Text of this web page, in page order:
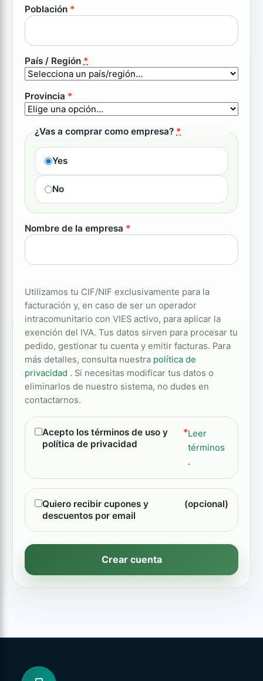
Población *
País / Región *
Provincia *
¿Vas a comprar como empresa? *
Yes
No
Nombre de la empresa *
Utilizamos tu CIF/NIF exclusivamente para la
facturación y, en caso de ser un operador
intracomunitario con VIES activo, para aplicar la
exención del IVA. Tus datos sirven para procesar tu
pedido, gestionar tu cuenta y emitir facturas. Para
más detalles, consulta nuestra política de
privacidad . Si necesitas modificar tus datos o
eliminarlos de nuestro sistema, no dudes en
contactarnos.
Acepto los términos de uso y
política de privacidad
*Leer
términos
.
Quiero recibir cupones y
descuentos por email
(opcional)
Crear cuenta